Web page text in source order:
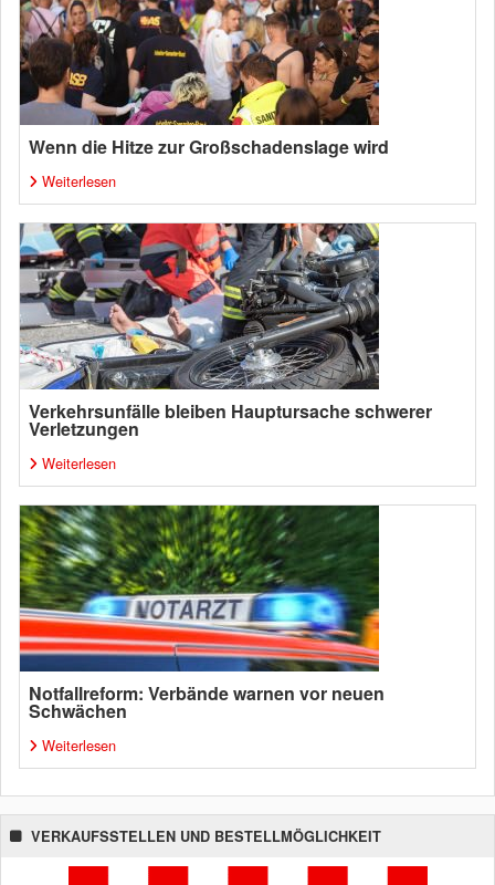
Wenn die Hitze zur Großschadenslage wird
Weiterlesen
Verkehrsunfälle bleiben Hauptursache schwerer
Verletzungen
Weiterlesen
Notfallreform: Verbände warnen vor neuen
Schwächen
Weiterlesen
VERKAUFSSTELLEN UND BESTELLMÖGLICHKEIT